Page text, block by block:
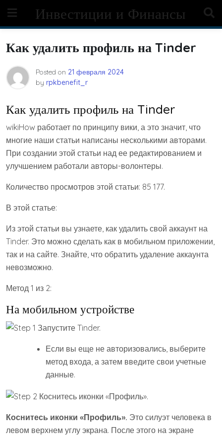
content
Инвестиции и Финансы
Как удалить профиль на Tinder
Posted on 21 февраля 2024
by rpkbenefit_r
Как удалить профиль на Tinder
wikiHow работает по принципу вики, а это значит, что
многие наши статьи написаны несколькими авторами.
При создании этой статьи над ее редактированием и
улучшением работали авторы-волонтеры.
Количество просмотров этой статьи: 85 177.
В этой статье:
Из этой статьи вы узнаете, как удалить свой аккаунт на
Tinder. Это можно сделать как в мобильном приложении,
так и на сайте. Знайте, что обратить удаление аккаунта
невозможно.
Метод 1 из 2:
На мобильном устройстве
Если вы еще не авторизовались, выберите
метод входа, а затем введите свои учетные
данные.
Коснитесь иконки «Профиль». Это силуэт человека в
левом верхнем углу экрана. После этого на экране